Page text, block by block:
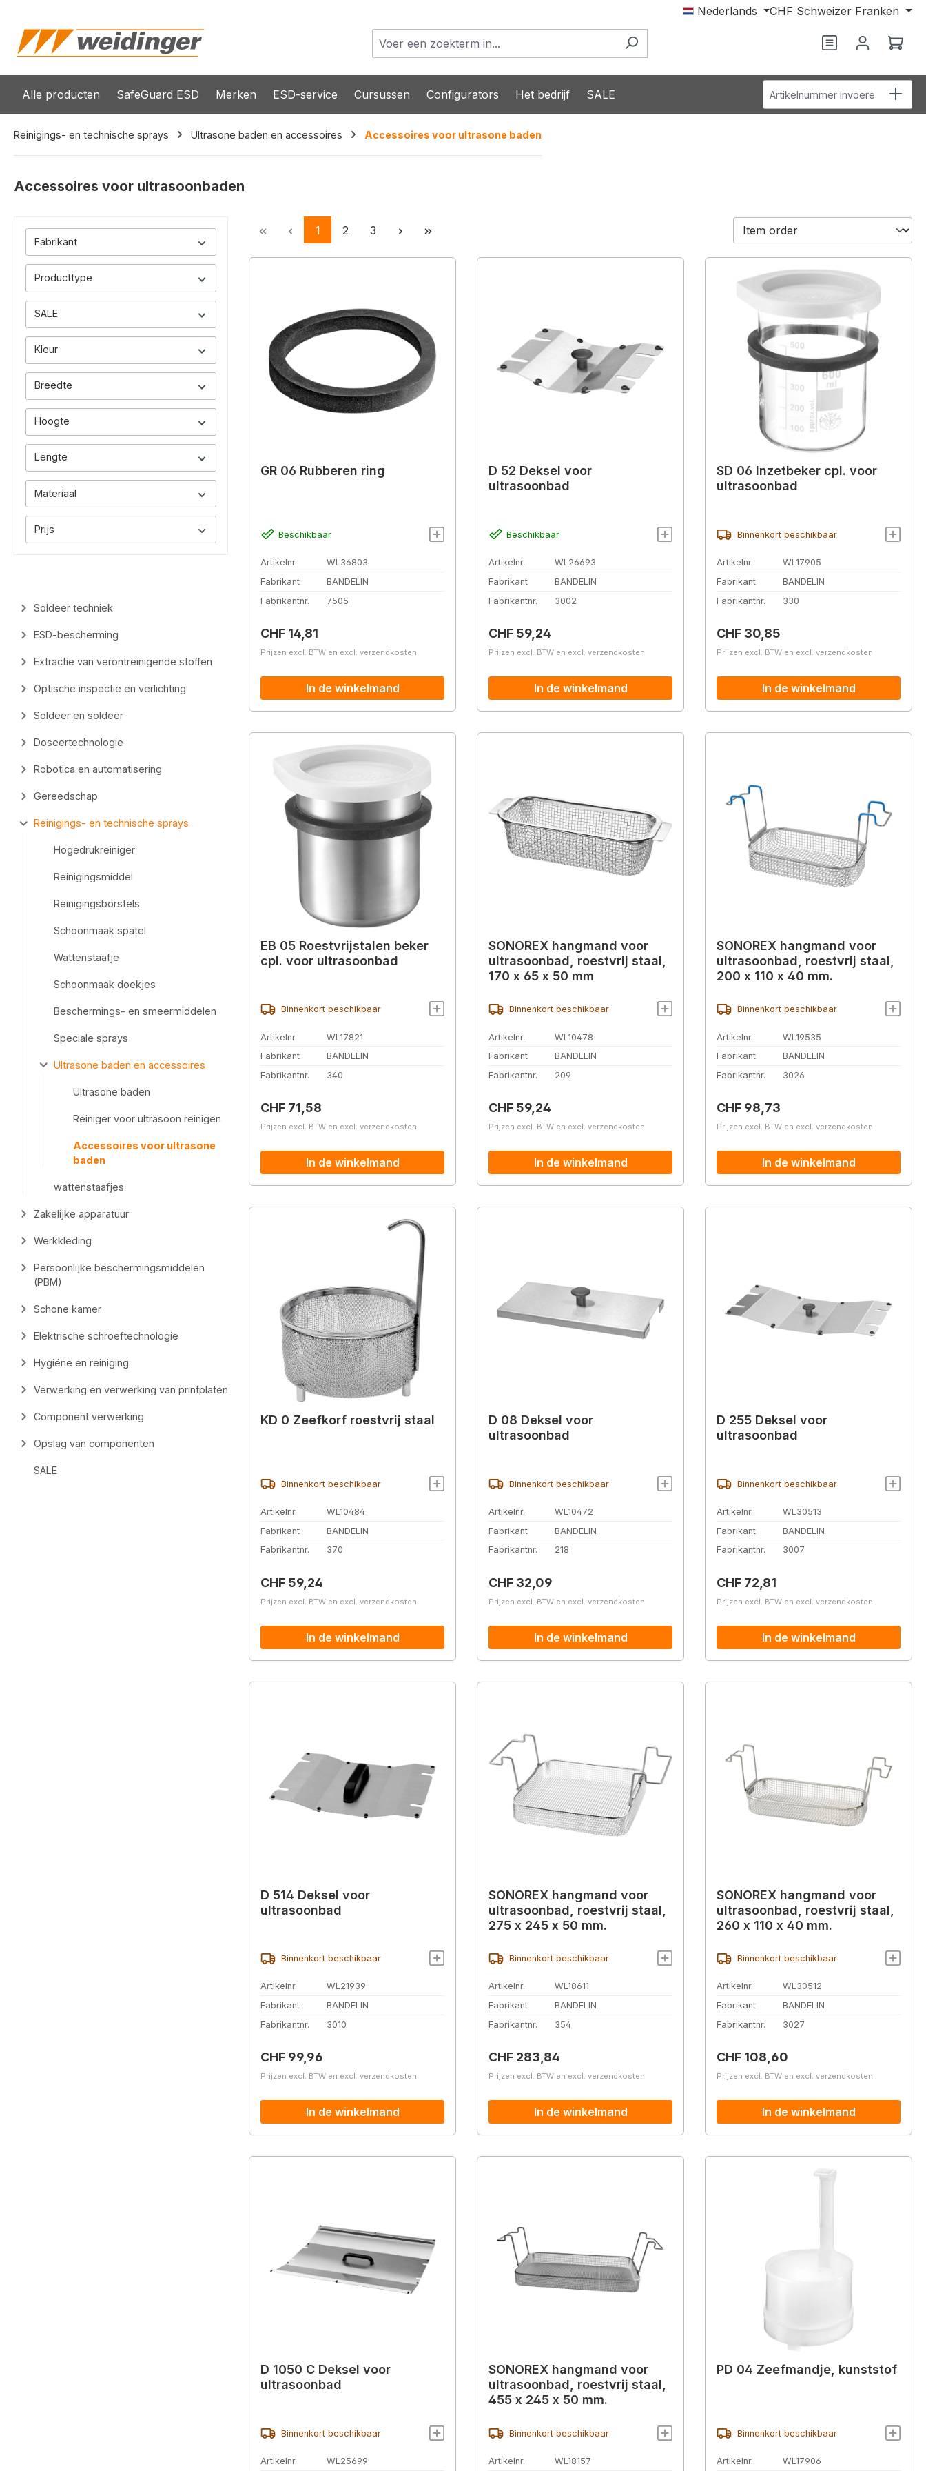
Nederlands CHF Schweizer Franken
Alle producten SafeGuard ESD Merken ESD-service Cursussen Configurators Het bedrijf SALE Artikelnummer invoeren
Reinigings- en technische sprays Ultrasone baden en accessoires Accessoires voor ultrasone baden
Accessoires voor ultrasoonbaden
Fabrikant
Producttype
SALE
Kleur
Breedte
Hoogte
Lengte
Materiaal
Prijs
Soldeer techniek
ESD-bescherming
Extractie van verontreinigende stoffen
Optische inspectie en verlichting
Soldeer en soldeer
Doseertechnologie
Robotica en automatisering
Gereedschap
Reinigings- en technische sprays
Hogedrukreiniger
Reinigingsmiddel
Reinigingsborstels
Schoonmaak spatel
Wattenstaafje
Schoonmaak doekjes
Beschermings- en smeermiddelen
Speciale sprays
Ultrasone baden en accessoires
Ultrasone baden
Reiniger voor ultrasoon reinigen
Accessoires voor ultrasone
baden
wattenstaafjes
Zakelijke apparatuur
Werkkleding
Persoonlijke beschermingsmiddelen
(PBM)
Schone kamer
Elektrische schroeftechnologie
Hygiëne en reiniging
Verwerking en verwerking van printplaten
Component verwerking
Opslag van componenten
SALE
Pagina
1 Pagina
2 Pagina
3
GR 06 Rubberen ring
Beschikbaar
Artikelnr.
WL36803
Fabrikant
BANDELIN
Fabrikantnr.
7505
Normale prijs:
CHF 14,81
Prijzen excl. BTW en excl. verzendkosten
In de winkelmand
D 52 Deksel voor
ultrasoonbad
Beschikbaar
Artikelnr.
WL26693
Fabrikant
BANDELIN
Fabrikantnr.
3002
Normale prijs:
CHF 59,24
Prijzen excl. BTW en excl. verzendkosten
In de winkelmand
SD 06 Inzetbeker cpl. voor
ultrasoonbad
Binnenkort beschikbaar
Artikelnr.
WL17905
Fabrikant
BANDELIN
Fabrikantnr.
330
Normale prijs:
CHF 30,85
Prijzen excl. BTW en excl. verzendkosten
In de winkelmand
EB 05 Roestvrijstalen beker
cpl. voor ultrasoonbad
Binnenkort beschikbaar
Artikelnr.
WL17821
Fabrikant
BANDELIN
Fabrikantnr.
340
Normale prijs:
CHF 71,58
Prijzen excl. BTW en excl. verzendkosten
In de winkelmand
SONOREX hangmand voor
ultrasoonbad, roestvrij staal,
170 x 65 x 50 mm
Binnenkort beschikbaar
Artikelnr.
WL10478
Fabrikant
BANDELIN
Fabrikantnr.
209
Normale prijs:
CHF 59,24
Prijzen excl. BTW en excl. verzendkosten
In de winkelmand
SONOREX hangmand voor
ultrasoonbad, roestvrij staal,
200 x 110 x 40 mm.
Binnenkort beschikbaar
Artikelnr.
WL19535
Fabrikant
BANDELIN
Fabrikantnr.
3026
Normale prijs:
CHF 98,73
Prijzen excl. BTW en excl. verzendkosten
In de winkelmand
KD 0 Zeefkorf roestvrij staal
Binnenkort beschikbaar
Artikelnr.
WL10484
Fabrikant
BANDELIN
Fabrikantnr.
370
Normale prijs:
CHF 59,24
Prijzen excl. BTW en excl. verzendkosten
In de winkelmand
D 08 Deksel voor
ultrasoonbad
Binnenkort beschikbaar
Artikelnr.
WL10472
Fabrikant
BANDELIN
Fabrikantnr.
218
Normale prijs:
CHF 32,09
Prijzen excl. BTW en excl. verzendkosten
In de winkelmand
D 255 Deksel voor
ultrasoonbad
Binnenkort beschikbaar
Artikelnr.
WL30513
Fabrikant
BANDELIN
Fabrikantnr.
3007
Normale prijs:
CHF 72,81
Prijzen excl. BTW en excl. verzendkosten
In de winkelmand
D 514 Deksel voor
ultrasoonbad
Binnenkort beschikbaar
Artikelnr.
WL21939
Fabrikant
BANDELIN
Fabrikantnr.
3010
Normale prijs:
CHF 99,96
Prijzen excl. BTW en excl. verzendkosten
In de winkelmand
SONOREX hangmand voor
ultrasoonbad, roestvrij staal,
275 x 245 x 50 mm.
Binnenkort beschikbaar
Artikelnr.
WL18611
Fabrikant
BANDELIN
Fabrikantnr.
354
Normale prijs:
CHF 283,84
Prijzen excl. BTW en excl. verzendkosten
In de winkelmand
SONOREX hangmand voor
ultrasoonbad, roestvrij staal,
260 x 110 x 40 mm.
Binnenkort beschikbaar
Artikelnr.
WL30512
Fabrikant
BANDELIN
Fabrikantnr.
3027
Normale prijs:
CHF 108,60
Prijzen excl. BTW en excl. verzendkosten
In de winkelmand
D 1050 C Deksel voor
ultrasoonbad
Binnenkort beschikbaar
Artikelnr. WL25699
SONOREX hangmand voor
ultrasoonbad, roestvrij staal,
455 x 245 x 50 mm.
Binnenkort beschikbaar
Artikelnr. WL18157
PD 04 Zeefmandje, kunststof
Binnenkort beschikbaar
Artikelnr. WL17906